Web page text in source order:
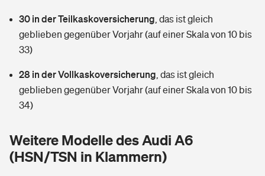
Sie haben Fragen?
Restkreditversicherung
Zur Übersicht
Tools
Wer versichert was: Jetzt Versicherer finden
Hundehalter-Haftpflicht
Handyversicherung
Musikinstrumentenversicherung
Tools
Wer versichert was: Jetzt Versicherer finden
Sie haben Fragen?
Rentenrechner: Wie viel Geld bekomme ich im Alter?
30 in der Teilkaskoversicherung das ist gleich
geblieben gegenüber Vorjahr (auf einer Skala von 10 bis
33)
28 in der Vollkaskoversicherung das ist gleich
geblieben gegenüber Vorjahr (auf einer Skala von 10 bis
34)
Weitere Modelle des Audi A6
(HSN/TSN in Klammern)